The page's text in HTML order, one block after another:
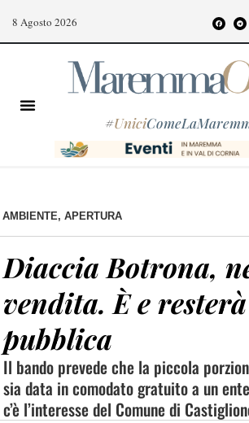
8 Agosto 2026
#Unici
AMBIENTE, APERTURA
Diaccia Botrona,
vendita. È e resterà
pubblica
Il bando prevede che la piccola
sia data in comodato gratuito a un
c’è l’interesse del Comune di